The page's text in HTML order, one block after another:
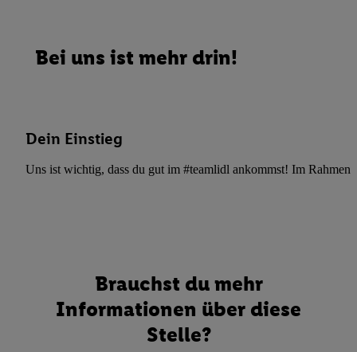
Bei uns ist mehr drin!
Dein Einstieg
Uns ist wichtig, dass du gut im #teamlidl ankommst! Im Rahmen
Brauchst du mehr
Informationen über diese
Stelle?